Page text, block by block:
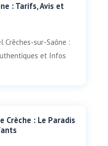
: Tarifs, Avis et
Crêches-sur-Saône :
et Infos
Crèche : Le Paradis